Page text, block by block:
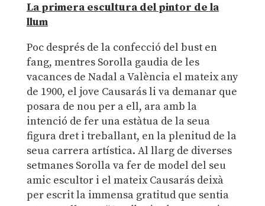
La primera escultura del pintor de la
llum
Poc després de la confecció del bust en
fang, mentres Sorolla gaudia de les
vacances de Nadal a València el mateix any
de 1900, el jove Causarás li va demanar que
posara de nou per a ell, ara amb la
intenció de fer una estàtua de la seua
figura dret i treballant, en la plenitud de la
seua carrera artística. Al llarg de diverses
setmanes Sorolla va fer de model del seu
amic escultor i el mateix Causarás deixà
per escrit la immensa gratitud que sentia